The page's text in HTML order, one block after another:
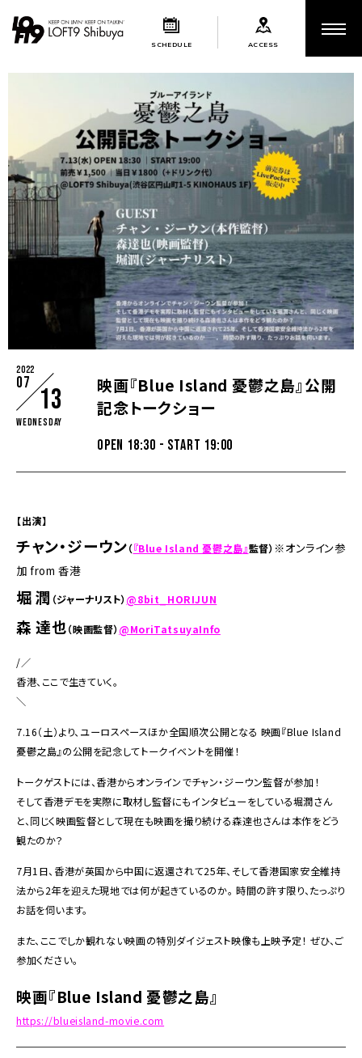
SCHEDULE ACCESS
2022
07
13
Wednesday
映画『Blue Island 憂鬱之島』公開
記念トークショー
OPEN 18:30 - START 19:00
【出演】
チャン・ジーウン（『Blue Island 憂鬱之島』監督） ※オンライン参
加 from 香港
堀 潤 （ジャーナリスト） @8bit_HORIJUN
森 達也（映画監督） @MoriTatsuyaInfo
/／
香港、ここで生きていく――。
＼
7.16（土）より、ユーロスペースほか全国順次公開となる 映画『Blue Island
憂鬱之島』の公開を記念してトークイベントを開催！
トークゲストには、香港からオンラインでチャン・ジーウン監督が参加！
そして香港デモを実際に取材し監督にもインタビューをしている堀潤さん
と、同じく映画監督として現在も映画を撮り続ける森達也さんは本作をどう
観たのか？
7月1日、香港が英国から中国に返還されて25年、そして香港国家安全維持
法から2年を迎えた現地では何が起きているのか――。 時間の許す限り、たっぷり
お話を伺います。
また、ここでしか観れない映画の特別ダイジェスト映像も上映予定！ ぜひ、ご
参加ください。
映画『Blue Island 憂鬱之島』
https://blueisland-movie.com